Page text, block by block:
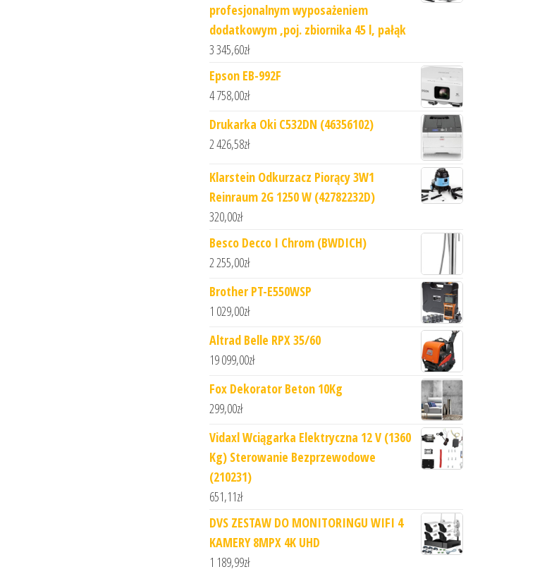
profesjonalnym wyposażeniem
dodatkowym ,poj. zbiornika 45 l, pałąk
3 345,60zł
Epson EB-992F
4 758,00zł
Drukarka Oki C532DN (46356102)
2 426,58zł
Klarstein Odkurzacz Piorący 3W1
Reinraum 2G 1250 W (42782232D)
320,00zł
Besco Decco I Chrom (BWDICH)
2 255,00zł
Brother PT-E550WSP
1 029,00zł
Altrad Belle RPX 35/60
19 099,00zł
Fox Dekorator Beton 10Kg
299,00zł
Vidaxl Wciągarka Elektryczna 12 V (1360
Kg) Sterowanie Bezprzewodowe
(210231)
651,11zł
DVS ZESTAW DO MONITORINGU WIFI 4
KAMERY 8MPX 4K UHD
1 189,99zł